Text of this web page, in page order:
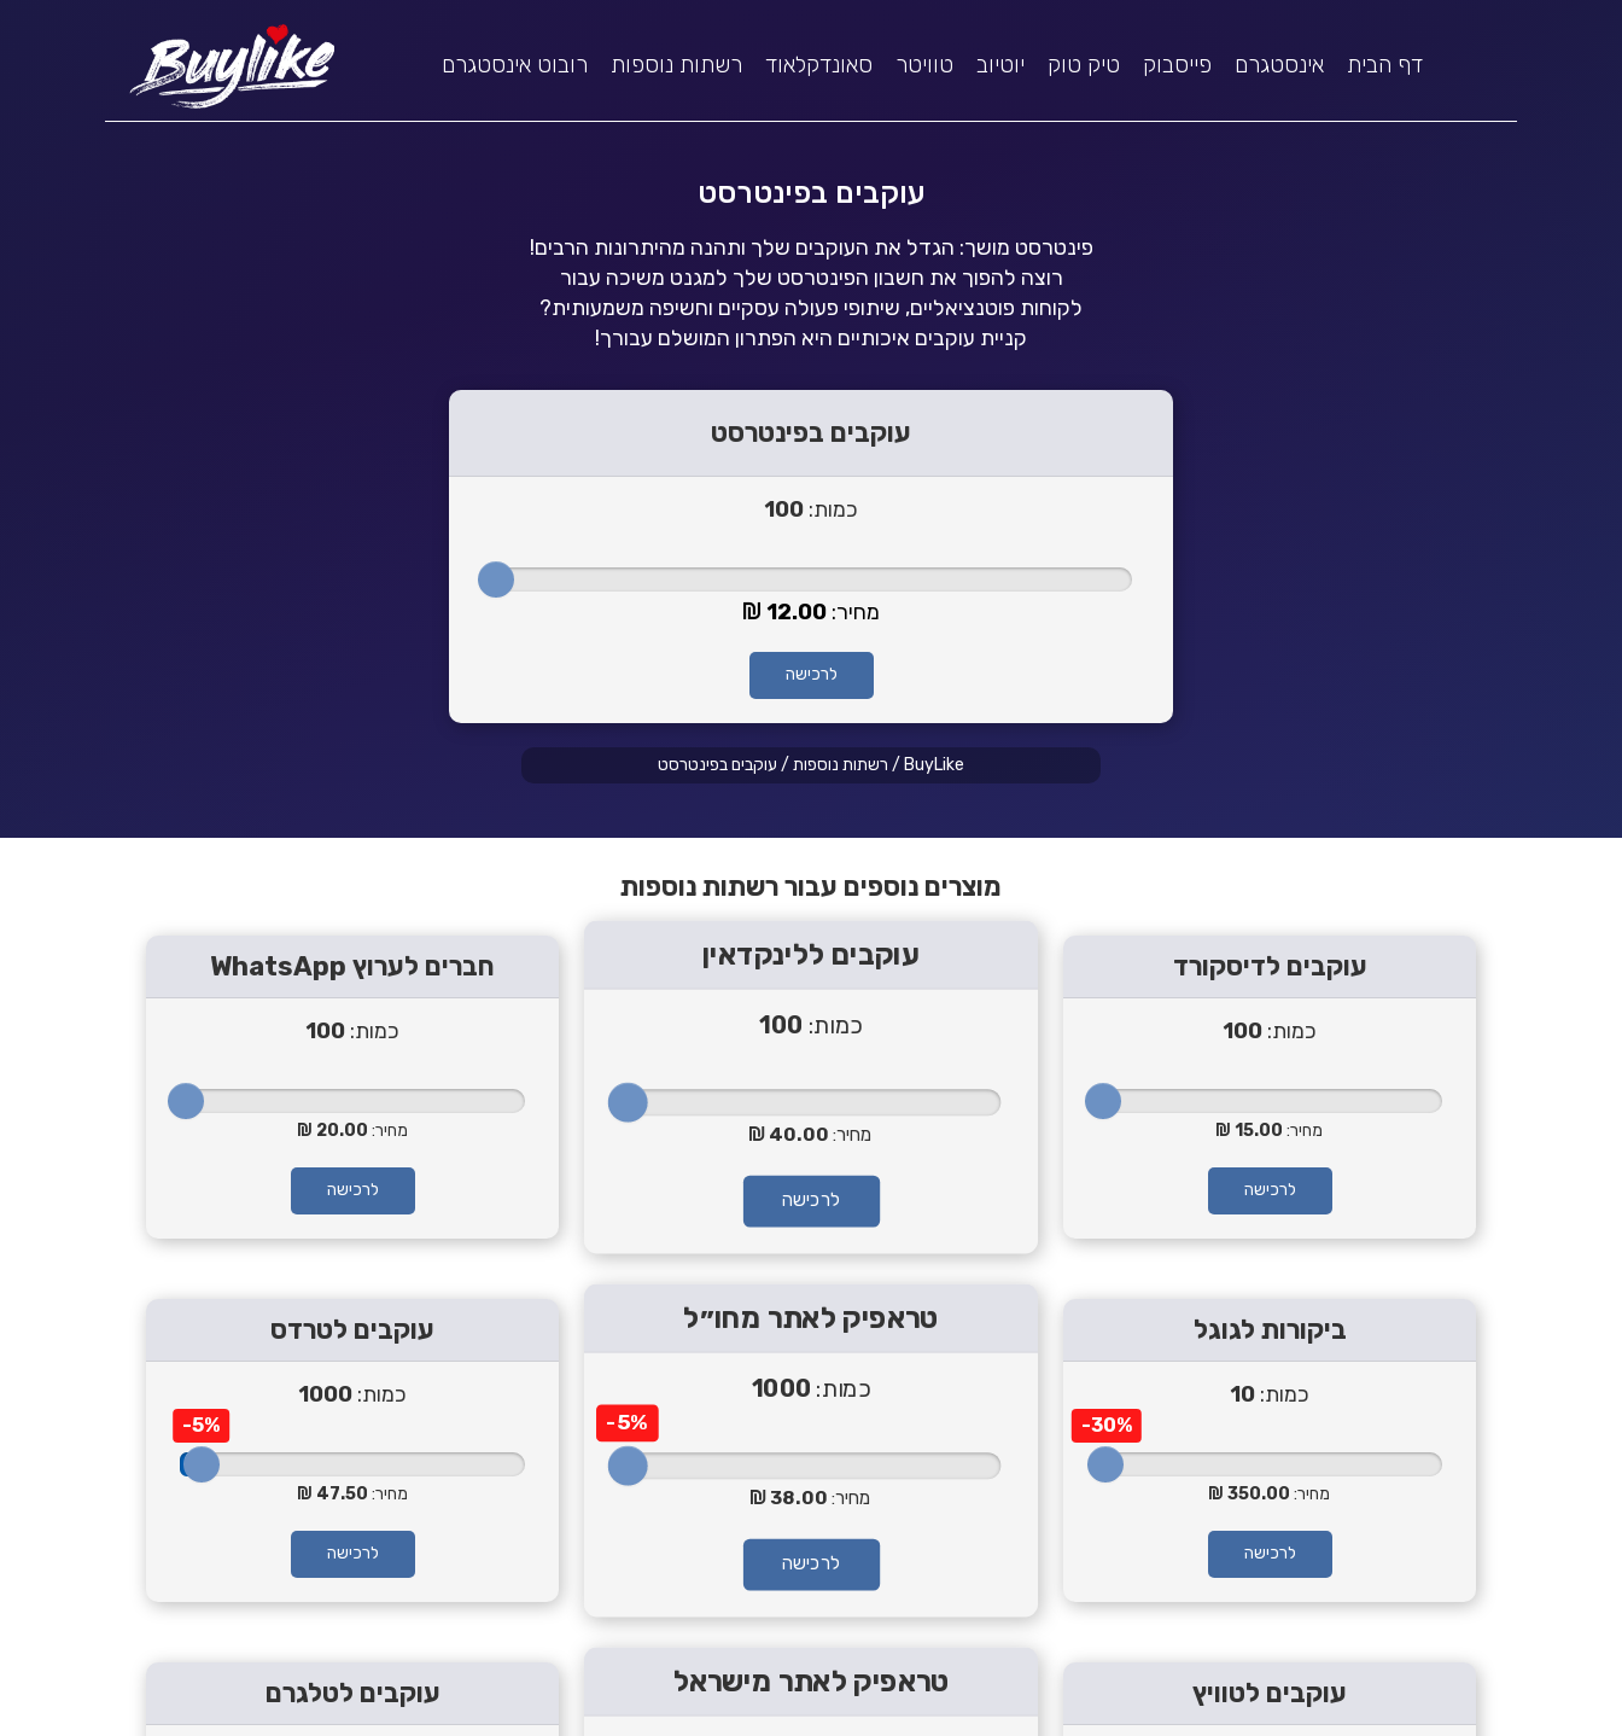
דף הבית אינסטגרם פייסבוק טיק טוק יוטיוב טוויטר סאונדקלאוד רשתות נוספות רובוט אינסטגרם
עוקבים בפינטרסט
פינטרסט מושך: הגדל את העוקבים שלך ותהנה מהיתרונות הרבים!
רוצה להפוך את חשבון הפינטרסט שלך למגנט משיכה עבור
לקוחות פוטנציאליים, שיתופי פעולה עסקיים וחשיפה משמעותית?
קניית עוקבים איכותיים היא הפתרון המושלם עבורך!
עוקבים בפינטרסט
כמות: 100
מחיר:12.00
לרכישה
BuyLike
/ רשתות נוספות / עוקבים בפינטרסט
מוצרים נוספים עבור רשתות נוספות
חברים לערוץ WhatsApp‎‏
כמות: 100
מחיר: 20.00
לרכישה
עוקבים ללינקדאין
כמות: 100
מחיר: 40.00
לרכישה
עוקבים לדיסקורד
כמות: 100
מחיר: 15.00
לרכישה
עוקבים לטרדס
כמות: 1000
-5%
מחיר: 47.50
לרכישה
טראפיק לאתר מחו״ל
כמות: 1000
-5%
מחיר: 38.00
לרכישה
ביקורות לגוגל
כמות: 10
-30%
מחיר: 350.00
לרכישה
עוקבים לטלגרם טראפיק לאתר מישראל עוקבים לטוויץ